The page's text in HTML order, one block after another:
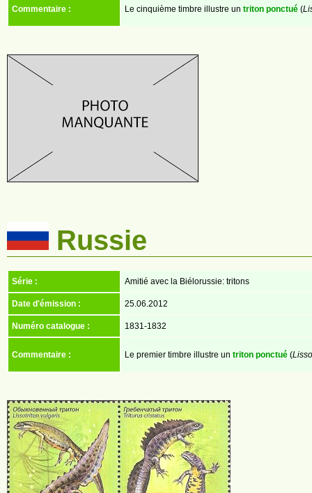
Commentaire : Le cinquième timbre illustre un triton ponctué (
Russie
Série : Amitié avec la Biélorussie: tritons
Date d'émission : 25.06.2012
Numéro catalogue : 1831-1832
Commentaire : Le premier timbre illustre un triton ponctué (